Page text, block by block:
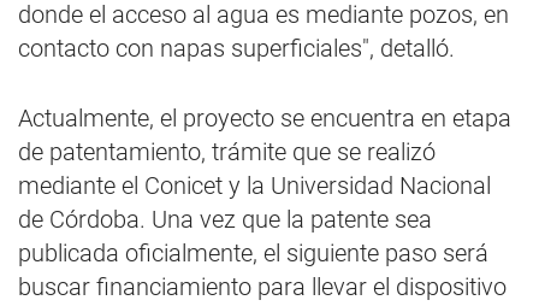
donde el acceso al agua es mediante pozos, en
contacto con napas superficiales", detalló.
Actualmente, el proyecto se encuentra en etapa
de patentamiento, trámite que se realizó
mediante el Conicet y la Universidad Nacional
de Córdoba. Una vez que la patente sea
publicada oficialmente, el siguiente paso será
buscar financiamiento para llevar el dispositivo